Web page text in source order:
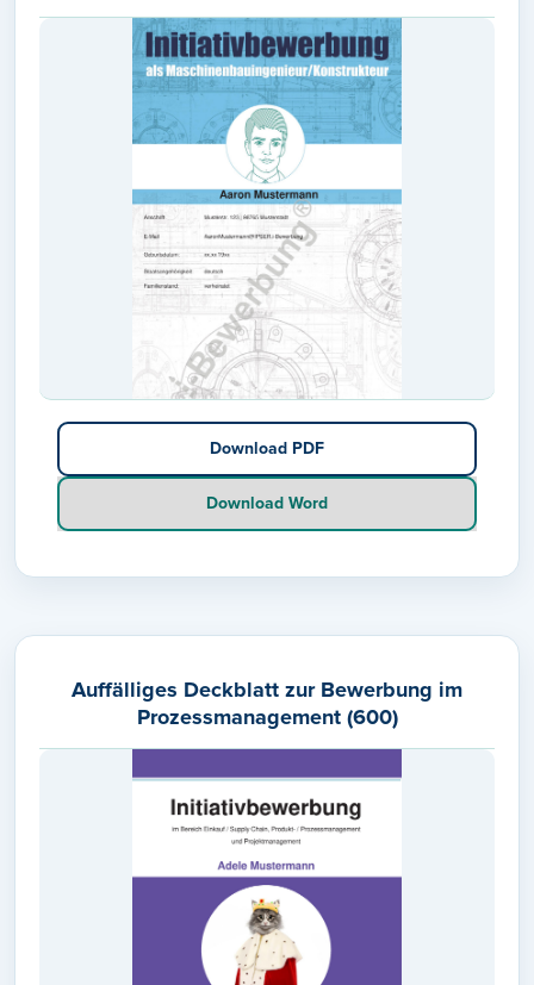
Download PDF
Download Word
Auffälliges Deckblatt zur Bewerbung im
Prozessmanagement (600)